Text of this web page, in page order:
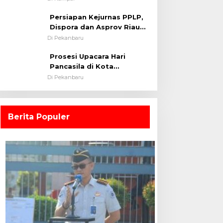
Persiapan Kejurnas PPLP,
Dispora dan Asprov Riau
Tinjau Kelayakan Rumput
Di Pekanbaru
Prosesi Upacara Hari
Pancasila di Kota
Pekanbaru Tetap Khidmat
Di Pekanbaru
Berita Populer